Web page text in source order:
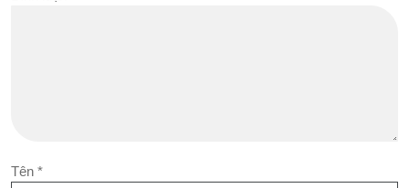
Tên *